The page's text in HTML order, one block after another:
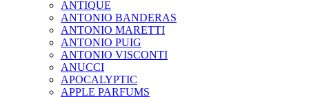
ANTIQUE
ANTONIO BANDERAS
ANTONIO MARETTI
ANTONIO PUIG
ANTONIO VISCONTI
ANUCCI
APOCALYPTIC
APPLE PARFUMS